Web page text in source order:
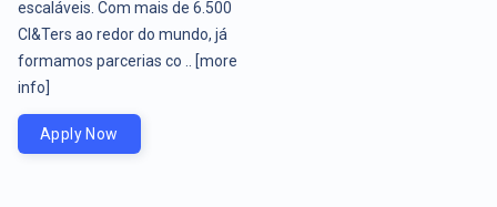
escaláveis. Com mais de 6.500
CI&Ters ao redor do mundo, já
formamos parcerias co ..
[more
info]
Apply Now